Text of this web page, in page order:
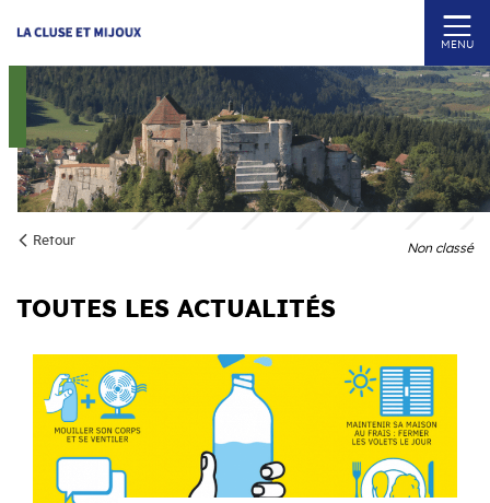
MENU
Retour
Non classé
TOUTES LES ACTUALITÉS